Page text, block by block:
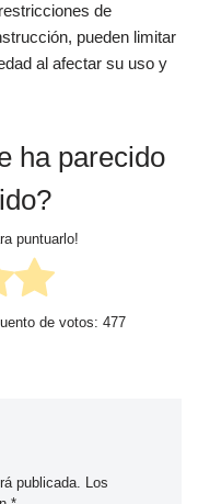
de
pueden limitar
al afectar su uso y
ha parecido
puntuarlo!
de votos: 477
publicada. Los